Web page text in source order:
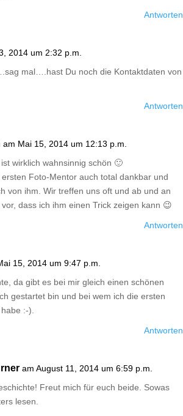
Antworten
2014 um 2:32 p.m.
mal….hast Du noch die Kontaktdaten von
Antworten
am Mai 15, 2014 um 12:13 p.m.
wirklich wahnsinnig schön 🙂
Foto-Mentor auch total dankbar und
von ihm. Wir treffen uns oft und ab und an
dass ich ihm einen Trick zeigen kann 😉
Antworten
15, 2014 um 9:47 p.m.
da gibt es bei mir gleich einen schönen
gestartet bin und bei wem ich die ersten
:-).
Antworten
am August 11, 2014 um 6:59 p.m.
Freut mich für euch beide. Sowas
lesen.